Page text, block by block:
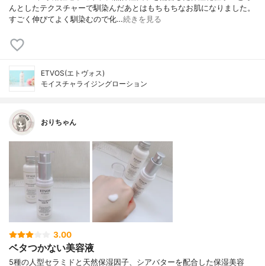
んとしたテクスチャーで馴染んだあとはもちもちなお肌になりました。
すごく伸びてよく馴染むので化…続きを見る
ETVOS(エトヴォス)
モイスチャライジングローション
おりちゃん
3.00
ベタつかない美容液
5種の人型セラミドと天然保湿因子、シアバターを配合した保湿美容